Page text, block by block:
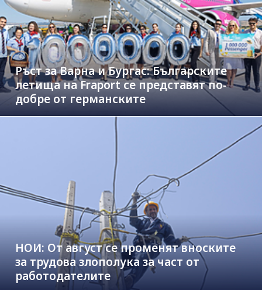
Ръст за Варна и Бургас: Българските
летища на Fraport се представят по-
добре от германските
НОИ: От август се променят вноските
за трудова злополука за част от
работодателите